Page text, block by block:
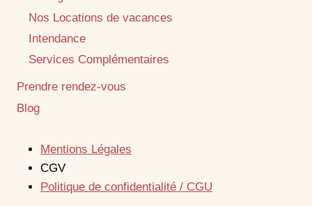
Nos Locations de vacances
Intendance
Services Complémentaires
Prendre rendez-vous
Blog
Mentions Légales
CGV
Politique de confidentialité / CGU